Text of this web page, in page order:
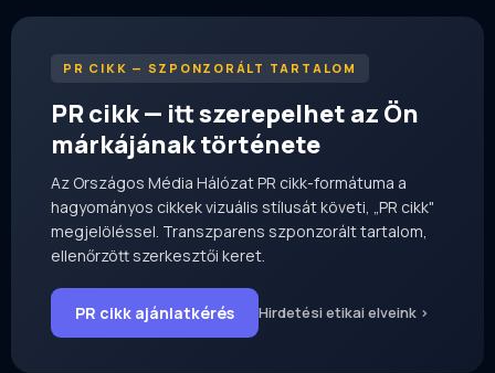
PR CIKK — SZPONZORÁLT TARTALOM
PR cikk — itt szerepelhet az Ön
márkájának története
Az Országos Média Hálózat PR cikk-formátuma a
hagyományos cikkek vizuális stílusát követi, „PR cikk"
megjelöléssel. Transzparens szponzorált tartalom,
ellenőrzött szerkesztői keret.
PR cikk ajánlatkérés Hirdetési etikai elveink ›